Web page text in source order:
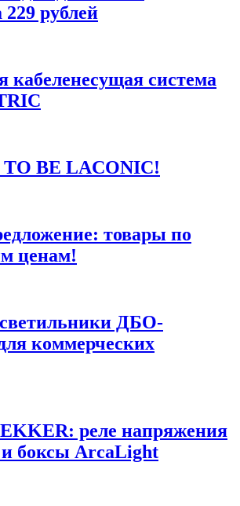
229 рублей
кабеленесущая система
TO BE LACONIC!
товары по
ценам!
ДБО-
коммерческих
реле напряжения
и боксы ArcaLight